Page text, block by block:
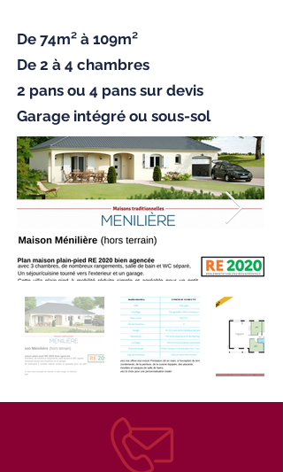
De 74m² à 109m²
De 2 à 4 chambres
2 pans ou 4 pans sur devis
Garage intégré ou sous-sol